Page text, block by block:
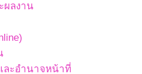
ผลงาน
ละอำนาจหน้าที่